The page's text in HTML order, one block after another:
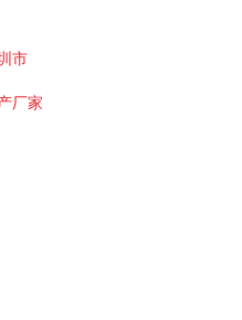
市
厂家